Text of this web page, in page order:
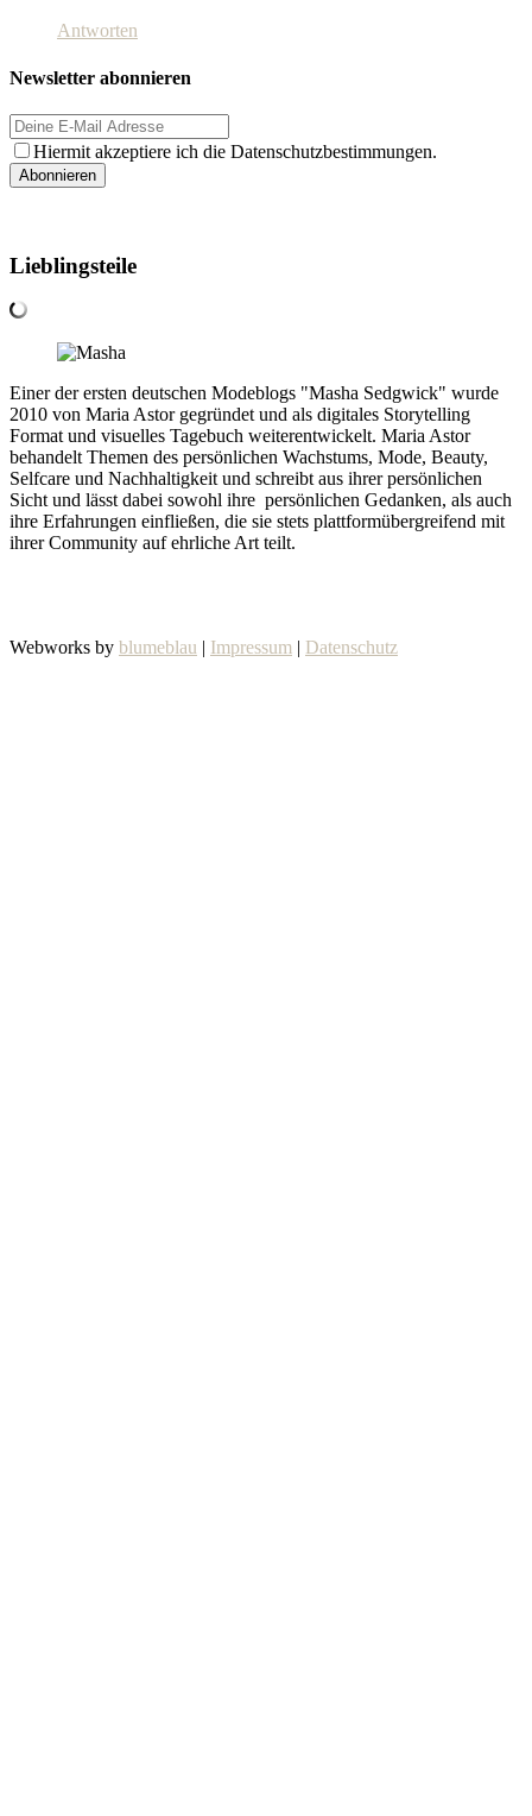
Antworten
Newsletter abonnieren
Hiermit akzeptiere ich die Datenschutzbestimmungen.
Lieblingsteile
Einer der ersten deutschen Modeblogs "Masha Sedgwick" wurde
2010 von Maria Astor gegründet und als digitales Storytelling
Format und visuelles Tagebuch weiterentwickelt. Maria Astor
behandelt Themen des persönlichen Wachstums, Mode, Beauty,
Selfcare und Nachhaltigkeit und schreibt aus ihrer persönlichen
Sicht und lässt dabei sowohl ihre persönlichen Gedanken, als auch
ihre Erfahrungen einfließen, die sie stets plattformübergreifend mit
ihrer Community auf ehrliche Art teilt.
Webworks by blumeblau | Impressum | Datenschutz